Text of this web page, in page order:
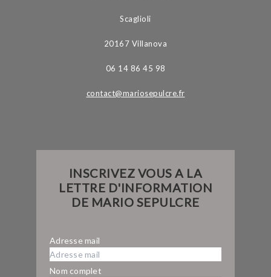
Scaglioli
20167 Villanova
06 14 86 45 98
contact@mariosepulcre.fr
INSCRIVEZ VOUS A LA
LETTRE D'INFORMATION
DE MARIO SEPULCRE
Adresse mail
Nom complet